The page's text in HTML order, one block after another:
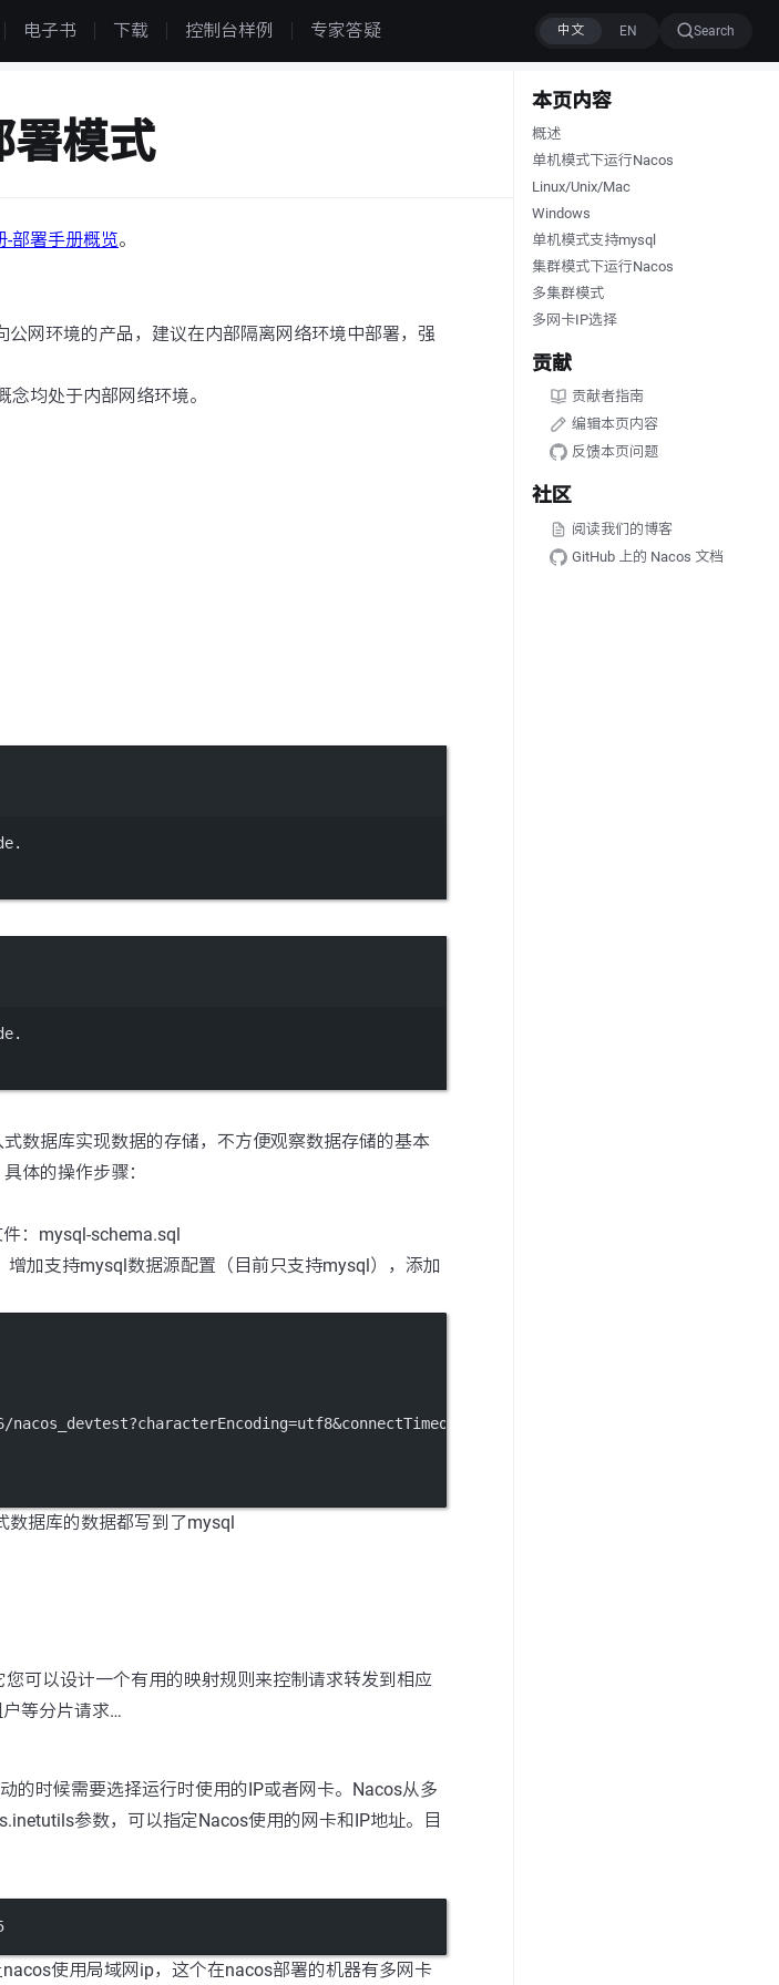
电子书 下载 控制台样例 专家答疑 Search
本页内容
概述
单机模式下运行Nacos
Linux/Unix/Mac
Windows
单机模式支持mysql
集群模式下运行Nacos
多集群模式
多网卡IP选择
贡献
贡献者指南
编辑本页内容
反馈本页问题
社区
阅读我们的博客
GitHub 上的 Nacos 文档
署模式
-部署手册概览。
网环境的产品，建议在内部隔离网络环境中部署，强
均处于内部网络环境。
数据库实现数据的存储，不方便观察数据存储的基本
体的操作步骤：
：mysql-schema.sql
加支持mysql数据源配置（目前只支持mysql），添加
数据库的数据都写到了mysql
可以设计一个有用的映射规则来控制请求转发到相应
等分片请求…
的时候需要选择运行时使用的IP或者网卡。Nacos从多
参数，可以指定Nacos使用的网卡和IP地址。目
使用局域网ip，这个在nacos部署的机器有多网卡